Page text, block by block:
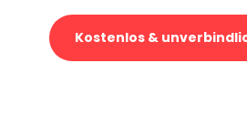
Kostenlos &